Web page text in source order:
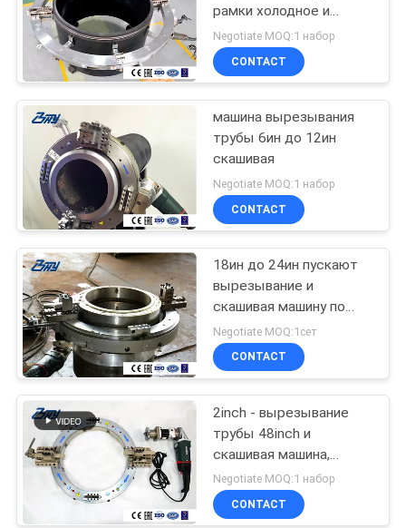
рамки холодное и
скашивая машина
Negotiate MOQ:1 набор
CONTACT
машина вырезывания
трубы 6ин до 12ин
скашивая
Negotiate MOQ:1 набор
CONTACT
18ин до 24ин пускают
вырезывание и
скашивая машину по
трубам с
электрическим
двигателем
Negotiate MOQ:1сет
CONTACT
2inch - вырезывание
трубы 48inch и
скашивая машина,
холодное вырезывание,
2 к вырезыванию
трубы 48inches, 2 к
Negotiate MOQ:1 набор
CONTACT